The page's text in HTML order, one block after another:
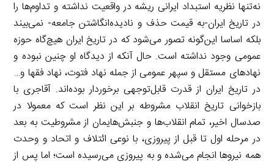
نه‌تنها نظریه استبداد ایرانی ریشه در واقعیت نداشته و تداوم‌ها را
در تاریخ ایران-به قیمت حذف و نادیده‌انگاشتن جامعه- نمی‌بیند
بلکه اساسا این‌گونه تصور می‌شود که در تاریخ ایران هیچ‌گاه حوزه
عمومی وجود نداشته است. حال آنکه از دیدگاه او چنین نبوده و
نهادهای مستقل و سپهر عمومی از جمله نهاد فتوت، نهاد فقها و…
در تاریخ ایران از قدرت قابل‌توجهی برخوردار بوده‌اند. آقاجری با
بازخوانی تاریخ انقلاب مشروطه بر این نظر است که معمولا در
صدسال اخیر، تمام انقلاب‌ها و جنبش‌هایمان از مشروطیت به بعد
در مرحله اول تا قبل از پیروزی، با نوعی ائتلاف و اتحاد و وحدت
همه نیروها انجام می‌شده و به پیروزی می‌رسیده است؛ اما پس از